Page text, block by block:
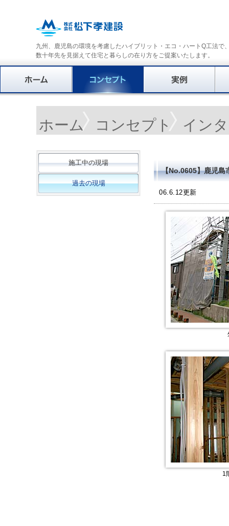
九州、鹿児島の環境を考慮したハイブリット・エコ・ハートQ工法
数十年先を見据えて住宅と暮らしの在り方をご提案いたします。
ホーム コンセプト イン
【No.0605】鹿児島
06.6.12更新
1
施工中の現場
過去の現場